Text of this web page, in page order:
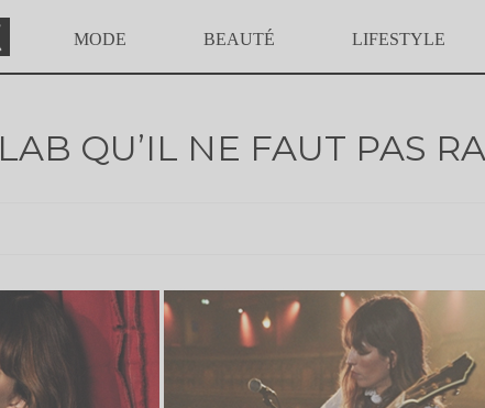
MODE BEAUTÉ LIFESTYLE
QU’IL NE FAUT PAS